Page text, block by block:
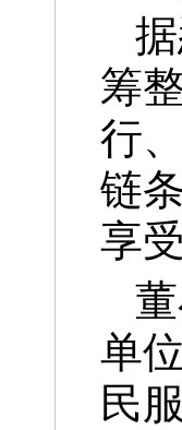
筹
行
链
享
单
民